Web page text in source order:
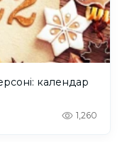
календар
1,260